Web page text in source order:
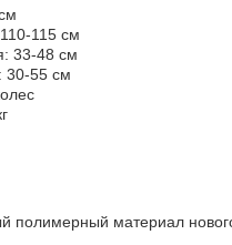
115 см
33-48 см
30-55 см
полимерный материал